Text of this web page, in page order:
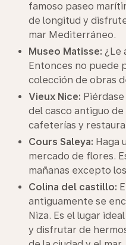
famoso paseo
de longitud y
mar Mediterráneo.
Museo Matisse: ¿Le
Entonces no puede
colección de obras
Vieux Nice:
del casco antiguo
cafeterías y
Cours Saleya: Haga
mercado de flores.
mañanas excepto
Colina del castillo:
antiguamente se
Niza. Es el lugar
y disfrutar de